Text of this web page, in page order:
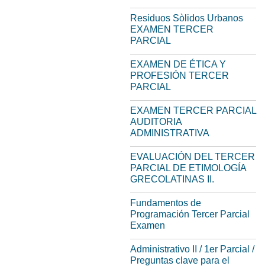
Residuos Sòlidos Urbanos
EXAMEN TERCER
PARCIAL
EXAMEN DE ÉTICA Y
PROFESIÓN TERCER
PARCIAL
EXAMEN TERCER PARCIAL
AUDITORIA
ADMINISTRATIVA
EVALUACIÓN DEL TERCER
PARCIAL DE ETIMOLOGÍA
GRECOLATINAS II.
Fundamentos de
Programación Tercer Parcial
Examen
Administrativo II / 1er Parcial /
Preguntas clave para el